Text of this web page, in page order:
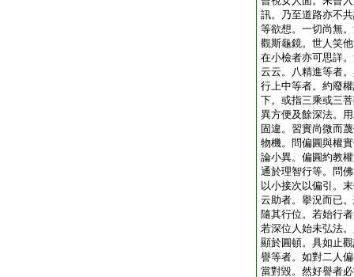
訊。乃至道路亦不
等欲想。一切尚無
觀斯龜鏡。世人笑
在小檢者亦可思詳
云云。八精進等者
行上中等者。約廢
下。或指三乘或三
異方便及餘深法。
固違。習實尚微而
物機。問偏圓與權
論小異。偏圓約教
通於理智行等。問
以小接次以偏引。
云助者。擧況而已
隨其行位。若始行
若深位人始未弘法
顯於圓頓。具如止
譽等者。如對二人
當對毀。然好譽者